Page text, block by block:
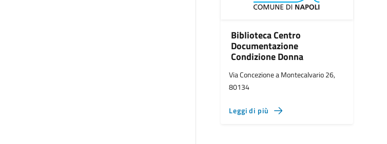
Biblioteca Centro
Documentazione
Condizione Donna
Via Concezione a Montecalvario 26,
80134
Leggi di più